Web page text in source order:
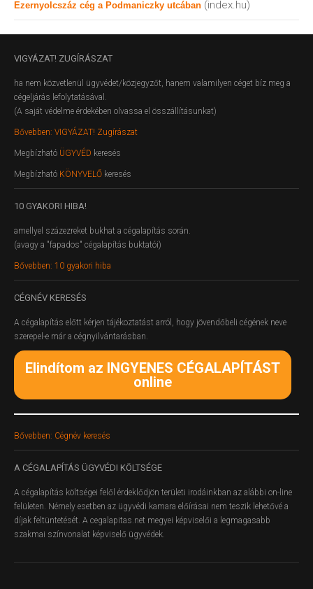
Ezernyolcszáz cég a Podmaniczky utcában (index.hu)
VIGYÁZAT! ZUGÍRÁSZAT
ha nem közvetlenül ügyvédet/közjegyzőt, hanem valamilyen céget bíz meg a
cégeljárás lefolytatásával.
(A saját védelme érdekében olvassa el összállításunkat)
Bővebben: VIGYÁZAT! Zugírászat
Megbízható ÜGYVÉD keresés
Megbízható KÖNYVELŐ keresés
10 GYAKORI HIBA!
amellyel százezreket bukhat a cégalapítás során.
(avagy a "fapados" cégalapítás buktatói)
Bővebben: 10 gyakori hiba
CÉGNÉV KERESÉS
A cégalapítás előtt kérjen tájékoztatást arról, hogy jövendőbeli cégének neve
szerepel-e már a cégnyilvántarásban.
Elindítom az INGYENES CÉGALAPÍTÁST
online
Bővebben: Cégnév keresés
A CÉGALAPÍTÁS ÜGYVÉDI KÖLTSÉGE
A cégalapítás költségei felől érdeklődjön területi irodáinkban az alábbi on-line
felületen. Némely esetben az ügyvédi kamara előírásai nem teszik lehetővé a
díjak feltüntetését. A cegalapitas.net megyei képviselői a legmagasabb
szakmai színvonalat képviselő ügyvédek.